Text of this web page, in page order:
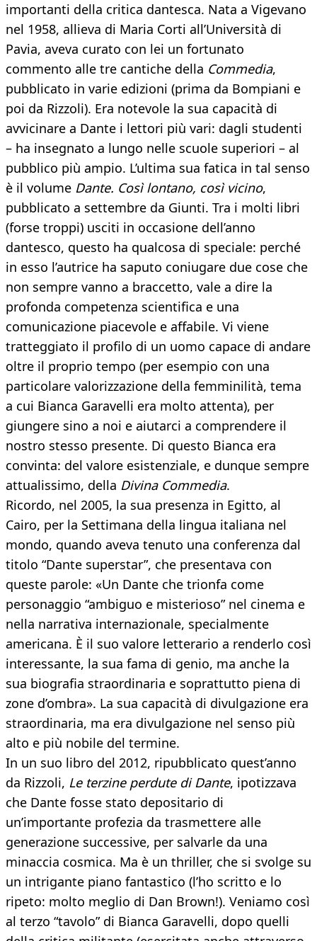
importanti della critica dantesca. Nata a Vigevano
nel 1958, allieva di Maria Corti all’Università di
Pavia, aveva curato con lei un fortunato
commento alle tre cantiche della Commedia,
pubblicato in varie edizioni (prima da Bompiani e
poi da Rizzoli). Era notevole la sua capacità di
avvicinare a Dante i lettori più vari: dagli studenti
– ha insegnato a lungo nelle scuole superiori – al
pubblico più ampio. L’ultima sua fatica in tal senso
è il volume Dante. Così lontano, così vicino,
pubblicato a settembre da Giunti. Tra i molti libri
(forse troppi) usciti in occasione dell’anno
dantesco, questo ha qualcosa di speciale: perché
in esso l’autrice ha saputo coniugare due cose che
non sempre vanno a braccetto, vale a dire la
profonda competenza scientifica e una
comunicazione piacevole e affabile. Vi viene
tratteggiato il profilo di un uomo capace di andare
oltre il proprio tempo (per esempio con una
particolare valorizzazione della femminilità, tema
a cui Bianca Garavelli era molto attenta), per
giungere sino a noi e aiutarci a comprendere il
nostro stesso presente. Di questo Bianca era
convinta: del valore esistenziale, e dunque sempre
attualissimo, della Divina Commedia.
Ricordo, nel 2005, la sua presenza in Egitto, al
Cairo, per la Settimana della lingua italiana nel
mondo, quando aveva tenuto una conferenza dal
titolo “Dante superstar”, che presentava con
queste parole: «Un Dante che trionfa come
personaggio “ambiguo e misterioso” nel cinema e
nella narrativa internazionale, specialmente
americana. È il suo valore letterario a renderlo così
interessante, la sua fama di genio, ma anche la
sua biografia straordinaria e soprattutto piena di
zone d’ombra». La sua capacità di divulgazione era
straordinaria, ma era divulgazione nel senso più
alto e più nobile del termine.
In un suo libro del 2012, ripubblicato quest’anno
da Rizzoli, Le terzine perdute di Dante, ipotizzava
che Dante fosse stato depositario di
un’importante profezia da trasmettere alle
generazione successive, per salvarle da una
minaccia cosmica. Ma è un thriller, che si svolge su
un intrigante piano fantastico (l’ho scritto e lo
ripeto: molto meglio di Dan Brown!). Veniamo così
al terzo “tavolo” di Bianca Garavelli, dopo quelli